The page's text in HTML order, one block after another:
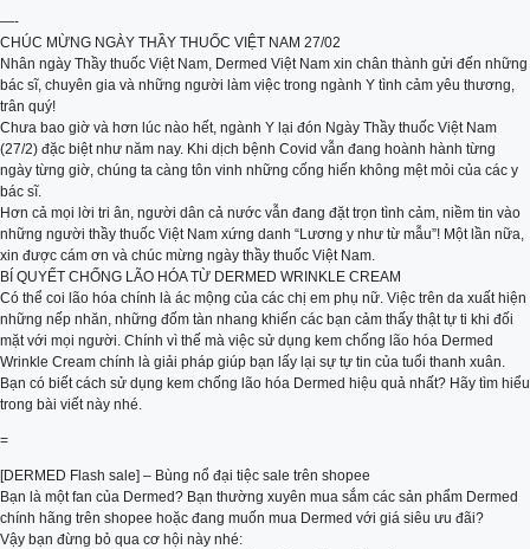
—-
CHÚC MỪNG NGÀY THẦY THUỐC VIỆT NAM 27/02
Nhân ngày Thầy thuốc Việt Nam, Dermed Việt Nam xin chân thành gửi đến những
bác sĩ, chuyên gia và những người làm việc trong ngành Y tình cảm yêu thương,
trân quý!
Chưa bao giờ và hơn lúc nào hết, ngành Y lại đón Ngày Thầy thuốc Việt Nam
(27/2) đặc biệt như năm nay. Khi dịch bệnh Covid vẫn đang hoành hành từng
ngày từng giờ, chúng ta càng tôn vinh những cống hiến không mệt mỏi của các y
bác sĩ.
Hơn cả mọi lời tri ân, người dân cả nước vẫn đang đặt trọn tình cảm, niềm tin vào
những người thầy thuốc Việt Nam xứng danh “Lương y như từ mẫu”! Một lần nữa,
xin được cám ơn và chúc mừng ngày thầy thuốc Việt Nam.
BÍ QUYẾT CHỐNG LÃO HÓA TỪ DERMED WRINKLE CREAM
Có thể coi lão hóa chính là ác mộng của các chị em phụ nữ. Việc trên da xuất hiện
những nếp nhăn, những đốm tàn nhang khiến các bạn cảm thấy thật tự ti khi đối
mặt với mọi người. Chính vì thế mà việc sử dụng kem chống lão hóa Dermed
Wrinkle Cream chính là giải pháp giúp bạn lấy lại sự tự tin của tuổi thanh xuân.
Bạn có biết cách sử dụng kem chống lão hóa Dermed hiệu quả nhất? Hãy tìm hiểu
trong bài viết này nhé.
=
[DERMED Flash sale] – Bùng nổ đại tiệc sale trên shopee
Bạn là một fan của Dermed? Bạn thường xuyên mua sắm các sản phẩm Dermed
chính hãng trên shopee hoặc đang muốn mua Dermed với giá siêu ưu đãi?
Vậy bạn đừng bỏ qua cơ hội này nhé: